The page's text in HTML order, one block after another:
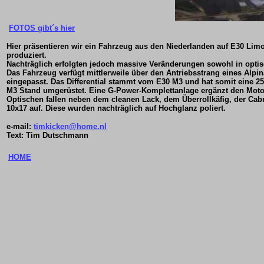
FOTOS gibt´s hier
Hier präsentieren wir ein Fahrzeug aus den Niederlanden auf E30
produziert.
Nachträglich erfolgten jedoch massive Veränderungen sowohl in
Das Fahrzeug verfügt mittlerweile über den Antriebsstrang eines
eingepasst. Das Differential stammt vom E30 M3 und hat somit eine
M3 Stand umgerüstet. Eine G-Power-Komplettanlage ergänzt den
Optischen fallen neben dem cleanen Lack, dem Überrollkäfig, der
10x17 auf. Diese wurden nachträglich auf Hochglanz poliert.
e-mail: timkicken@home.nl
Text: Tim Dutschmann
HOME